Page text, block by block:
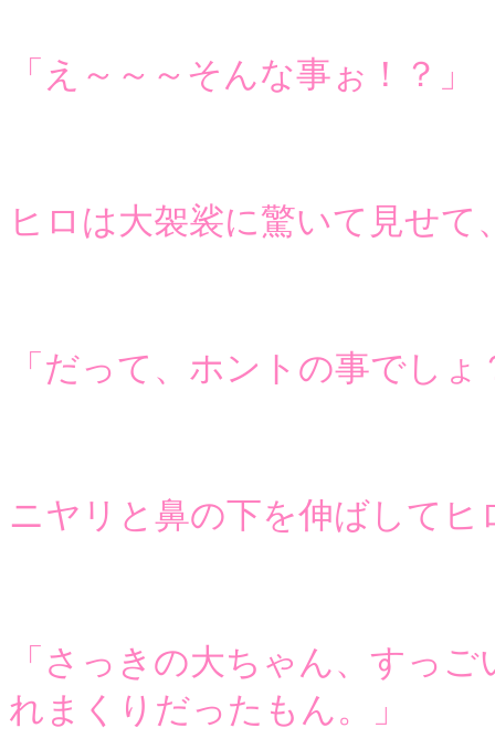
「え～～～そんな事ぉ！？」
ヒロは大袈裟に驚いて見せ
「だって、ホントの事でしょ
ニヤリと鼻の下を伸ばしてヒ
「さっきの大ちゃん、すっ
れまくりだったもん。」